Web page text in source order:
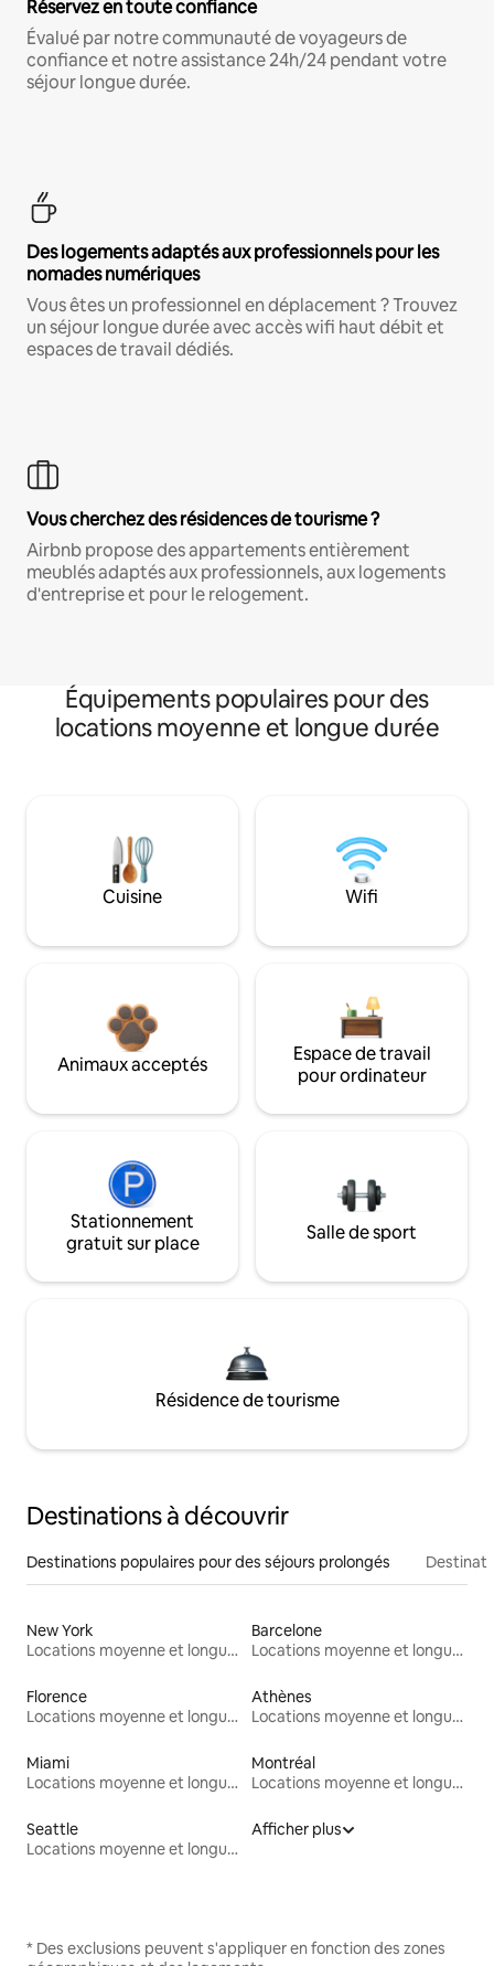
Réservez en toute confiance
Évalué par notre communauté de voyageurs de
confiance et notre assistance 24h/24 pendant votre
séjour longue durée.
Des logements adaptés aux professionnels pour les
nomades numériques
Vous êtes un professionnel en déplacement ? Trouvez
un séjour longue durée avec accès wifi haut débit et
espaces de travail dédiés.
Vous cherchez des résidences de tourisme ?
Airbnb propose des appartements entièrement
meublés adaptés aux professionnels, aux logements
d'entreprise et pour le relogement.
Équipements populaires pour des
locations moyenne et longue durée
Cuisine Wifi
Animaux acceptés
Espace de travail
pour ordinateur
Stationnement
gratuit sur place
Salle de sport
Résidence de tourisme
Destinations à découvrir
Destinations populaires pour des séjours prolongés
New York
Locations moyenne et longue durée
Barcelone
Locations moyenne et longue durée
Florence
Locations moyenne et longue durée
Athènes
Locations moyenne et longue durée
Miami
Locations moyenne et longue durée
Montréal
Locations moyenne et longue durée
Seattle
Locations moyenne et longue durée
Afficher plus
* Des exclusions peuvent s'appliquer en fonction des zones